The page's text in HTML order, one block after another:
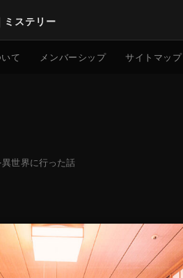
ミステリー
て メンバーシップ サイトマップ
·異世界に行った話